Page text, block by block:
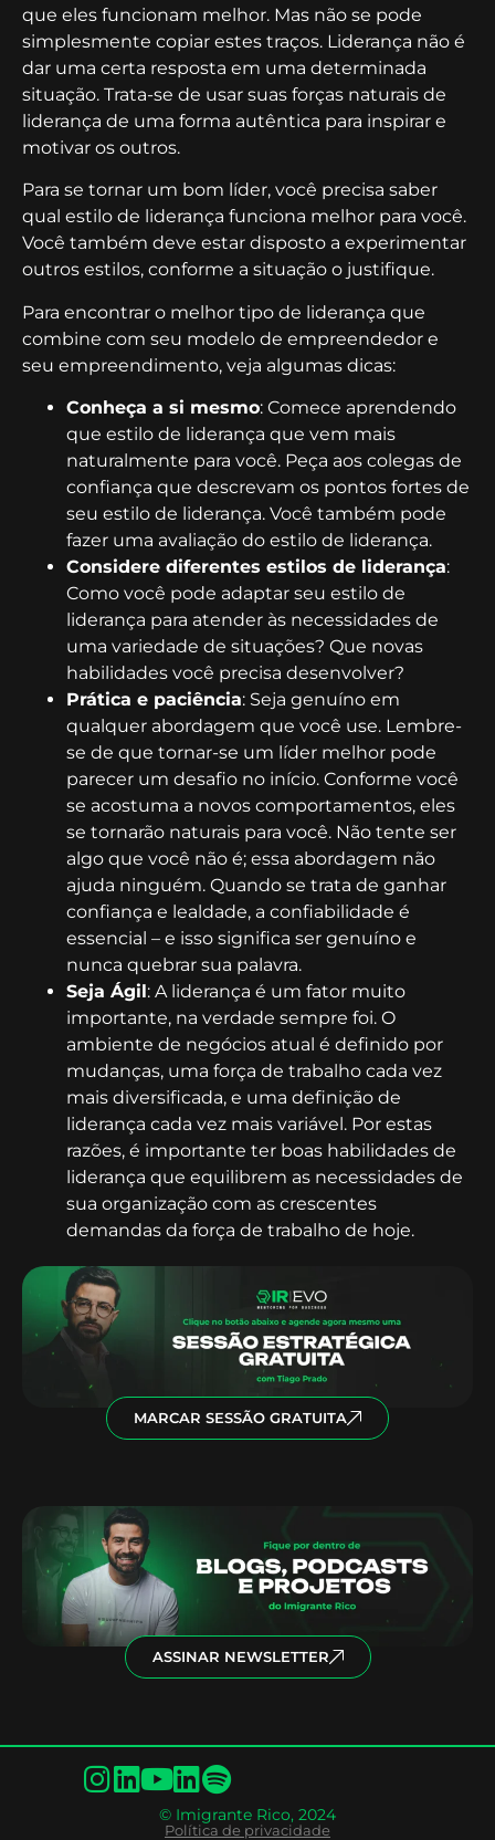
que eles funcionam melhor. Mas não se pode
simplesmente copiar estes traços. Liderança não é
dar uma certa resposta em uma determinada
situação. Trata-se de usar suas forças naturais de
liderança de uma forma autêntica para inspirar e
motivar os outros.
Para se tornar um bom líder, você precisa saber
qual estilo de liderança funciona melhor para você.
Você também deve estar disposto a experimentar
outros estilos, conforme a situação o justifique.
Para encontrar o melhor tipo de liderança que
combine com seu modelo de empreendedor e
seu empreendimento, veja algumas dicas:
Conheça a si mesmo: Comece aprendendo
que estilo de liderança que vem mais
naturalmente para você. Peça aos colegas de
confiança que descrevam os pontos fortes de
seu estilo de liderança. Você também pode
fazer uma avaliação do estilo de liderança.
Considere diferentes estilos de liderança:
Como você pode adaptar seu estilo de
liderança para atender às necessidades de
uma variedade de situações? Que novas
habilidades você precisa desenvolver?
Prática e paciência: Seja genuíno em
qualquer abordagem que você use. Lembre-
se de que tornar-se um líder melhor pode
parecer um desafio no início. Conforme você
se acostuma a novos comportamentos, eles
se tornarão naturais para você. Não tente ser
algo que você não é; essa abordagem não
ajuda ninguém. Quando se trata de ganhar
confiança e lealdade, a confiabilidade é
essencial – e isso significa ser genuíno e
nunca quebrar sua palavra.
Seja Ágil: A liderança é um fator muito
importante, na verdade sempre foi. O
ambiente de negócios atual é definido por
mudanças, uma força de trabalho cada vez
mais diversificada, e uma definição de
liderança cada vez mais variável. Por estas
razões, é importante ter boas habilidades de
liderança que equilibrem as necessidades de
sua organização com as crescentes
demandas da força de trabalho de hoje.
MARCAR SESSÃO GRATUITA
ASSINAR NEWSLETTER
© Imigrante Rico, 2024
Política de privacidade